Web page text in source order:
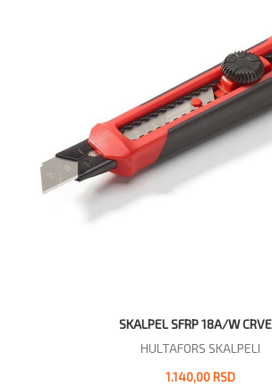
SKALPEL SFRP 18A/W
HULTAFORS SKALPELI
1.140,00 RSD